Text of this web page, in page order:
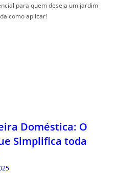
para quem deseja um jardim
como aplicar!
Doméstica: O
Simplifica toda